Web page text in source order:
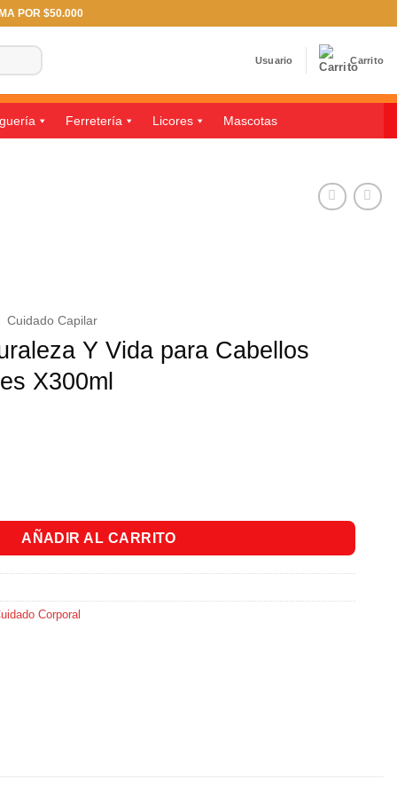
POR $50.000
Usuario Carrito
Ferretería Licores Mascotas
Cuidado Capilar
Y Vida para Cabellos
X300ml
AÑADIR AL CARRITO
Corporal